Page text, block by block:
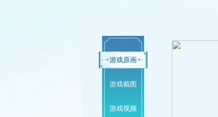
游戏原画
游戏截图
游戏视频